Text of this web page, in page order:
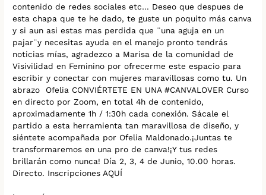
contenido de redes sociales etc… Deseo que despues de
esta chapa que te he dado, te guste un poquito más canva
y si aun asi estas mas perdida que ¨una aguja en un
pajar¨y necesitas ayuda en el manejo pronto tendrás
noticias mías, agradezco a Marisa de la comunidad de
Visivilidad en Feminino por ofrecerme este espacio para
escribir y conectar con mujeres maravillosas como tu. Un
abrazo Ofelia CONVIÉRTETE EN UNA #CANVALOVER Curso
en directo por Zoom, en total 4h de contenido,
aproximadamente 1h / 1:30h cada conexión. Sácale el
partido a esta herramienta tan maravillosa de diseño, y
siéntete acompañada por Ofelia Maldonado.¡Juntas te
transformaremos en una pro de canva!¡Y tus redes
brillarán como nunca! Día 2, 3, 4 de Junio, 10.00 horas.
Directo. Inscripciones AQUÍ